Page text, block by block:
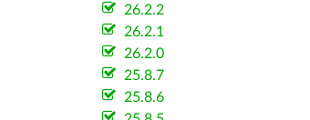
26.2.2
26.2.1
26.2.0
25.8.7
25.8.6